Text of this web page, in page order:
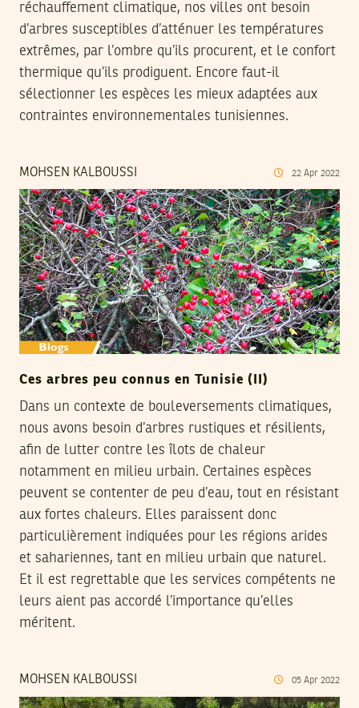
réchauffement climatique, nos villes ont besoin
d’arbres susceptibles d’atténuer les températures
extrêmes, par l’ombre qu’ils procurent, et le confort
thermique qu’ils prodiguent. Encore faut-il
sélectionner les espèces les mieux adaptées aux
contraintes environnementales tunisiennes.
MOHSEN KALBOUSSI 22 Apr 2022
Ces arbres peu connus en Tunisie (II)
Dans un contexte de bouleversements climatiques,
nous avons besoin d’arbres rustiques et résilients,
afin de lutter contre les îlots de chaleur
notamment en milieu urbain. Certaines espèces
peuvent se contenter de peu d’eau, tout en résistant
aux fortes chaleurs. Elles paraissent donc
particulièrement indiquées pour les régions arides
et sahariennes, tant en milieu urbain que naturel.
Et il est regrettable que les services compétents ne
leurs aient pas accordé l’importance qu’elles
méritent.
MOHSEN KALBOUSSI 05 Apr 2022